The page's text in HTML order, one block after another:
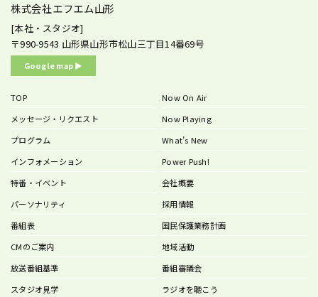
株式会社エフエム山形
[本社・スタジオ]
〒990-9543 山形県山形市松山三丁目14番69号
Google map ▶︎
TOP
メッセージ・リクエスト
プログラム
インフォメーション
特番・イベント
パーソナリティ
番組表
CMのご案内
Now On Air
Now Playing
What’s New
Power Push!
会社概要
採用情報
国民保護業務計画
地域活動
放送番組基準
番組審議会
スタジオ見学
ラジオを聴こう